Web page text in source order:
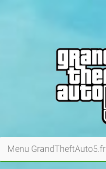
Menu GrandTheftAuto5.fr